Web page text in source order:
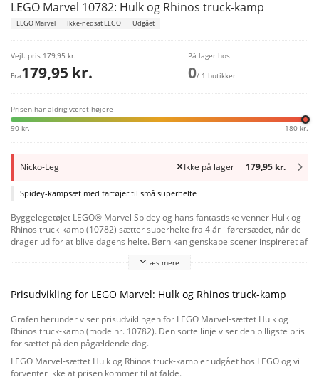
LEGO Marvel 10782: Hulk og Rhinos truck-kamp
LEGO Marvel Ikke-nedsat LEGO Udgået
Vejl. pris 179,95 kr.
Fra179,95 kr.
På lager hos
0/ 1 butikker
Prisen har aldrig været højere
90 kr. 180 kr.
Nicko-Leg Ikke på lager 179,95 kr.
Spidey-kampsæt med fartøjer til små superhelte
Byggelegetøjet LEGO® Marvel Spidey og hans fantastiske venner Hulk og
Rhinos truck-kamp (10782) sætter superhelte fra 4 år i førersædet, når de
drager ud for at blive dagens helte. Børn kan genskabe scener inspireret af
forpurre Rhinos bankkup. Børn vil elske at tilføje kampvognene i dette sæt
horn, mens Hulks bil har et par kæmpe næver klar til kamp. Gør det nemt at
bygge
4+-legesæt får børn i gang med at bygge hurtigt. Dette sæt omfatter 2
bilbunde, så børn hurtigt kan komme til at lege – de behøver ikke engang at
gøre byggeriet færdigt først, fordi hver pose klodser indeholder en model
og en karakter. Enkel billedvejledning gør byggeriet nemt, selv for børn, der
endnu ikke kan læse. Voksne kan også tage del i den sjove oplevelse og
bidrage med deres byggeviden for at hjælpe små Spider-Man-fans med at
Læs mere
Prisudvikling for LEGO Marvel: Hulk og Rhinos truck-kamp
Grafen herunder viser prisudviklingen for LEGO Marvel-sættet Hulk og
Rhinos truck-kamp (modelnr. 10782). Den sorte linje viser den billigste pris
for sættet på den pågældende dag.
LEGO Marvel-sættet Hulk og Rhinos truck-kamp er udgået hos LEGO og vi
forventer ikke at prisen kommer til at falde.